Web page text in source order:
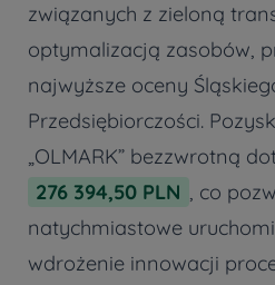
związanych z zieloną
optymalizacją zasobów,
najwyższe oceny
Przedsiębiorczości.
„OLMARK” bezzwrotną
276 394,50 PLN , co
natychmiastowe
wdrożenie innowacji